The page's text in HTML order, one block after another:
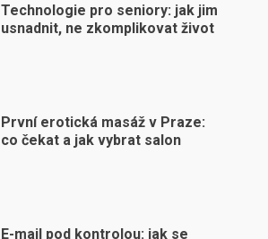
Technologie pro seniory: jak jim
usnadnit, ne zkomplikovat život
První erotická masáž v Praze:
co čekat a jak vybrat salon
E-mail pod kontrolou: jak se